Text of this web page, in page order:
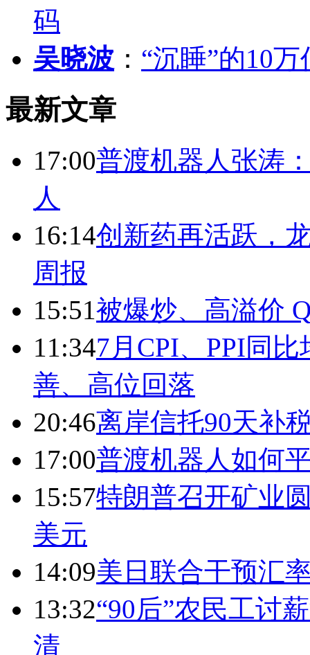
码
吴晓波 ： “沉睡”的10
最新文章
17:00普渡机器人张涛
人
16:14创新药再活跃，
周报
15:51被爆炒、高溢价
11:347月CPI、PPI同
善、高位回落
20:46离岸信托90天补
17:00普渡机器人如何
15:57特朗普召开矿业
美元
14:09美日联合干预汇
13:32“90后”农民工讨
清